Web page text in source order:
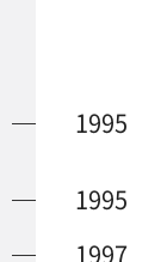
1995
1995
1997